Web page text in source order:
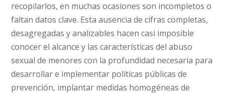
recopilarlos, en muchas ocasiones son incompletos o
faltan datos clave. Esta ausencia de cifras completas,
desagregadas y analizables hacen casi imposible
conocer el alcance y las características del abuso
sexual de menores con la profundidad necesaria para
desarrollar e implementar políticas públicas de
prevención, implantar medidas homogéneas de